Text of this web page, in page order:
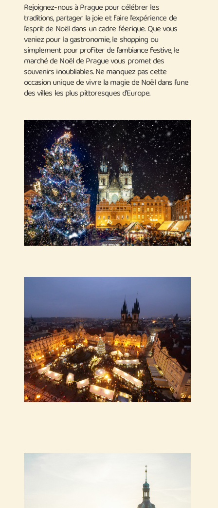
Rejoignez-nous à Prague pour célébrer les
traditions, partager la joie et faire l’expérience de
l’esprit de Noël dans un cadre féerique. Que vous
veniez pour la gastronomie, le shopping ou
simplement pour profiter de l’ambiance festive, le
marché de Noël de Prague vous promet des
souvenirs inoubliables. Ne manquez pas cette
occasion unique de vivre la magie de Noël dans l’une
des villes les plus pittoresques d’Europe.